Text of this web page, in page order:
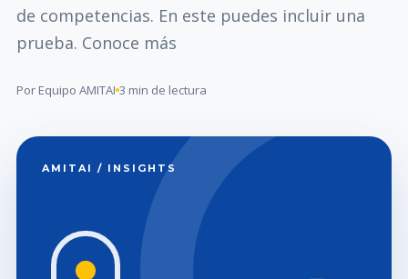
de competencias. En este puedes incluir una
prueba. Conoce más
Por Equipo AMITAI 3 min de lectura
AMITAI / INSIGHTS